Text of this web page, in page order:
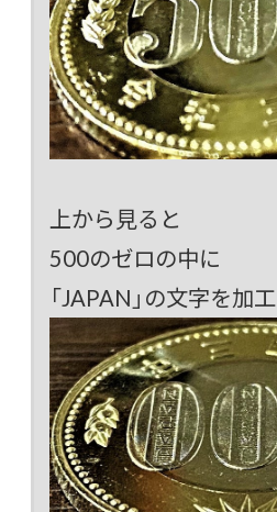
上から見ると
500のゼロの中に
「JAPAN」の文字を加工